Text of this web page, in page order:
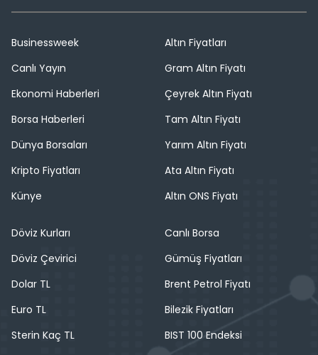
Businessweek
Canlı Yayın
Ekonomi Haberleri
Borsa Haberleri
Dünya Borsaları
Kripto Fiyatları
Künye
Altın Fiyatları
Gram Altın Fiyatı
Çeyrek Altın Fiyatı
Tam Altın Fiyatı
Yarım Altın Fiyatı
Ata Altın Fiyatı
Altın ONS Fiyatı
Döviz Kurları
Döviz Çevirici
Dolar TL
Euro TL
Sterin Kaç TL
Canlı Borsa
Gümüş Fiyatları
Brent Petrol Fiyatı
Bilezik Fiyatları
BIST 100 Endeksi